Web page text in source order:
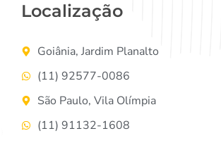
Localização
Goiânia, Jardim Planalto
(11) 92577-0086
São Paulo, Vila Olímpia
(11) 91132-1608